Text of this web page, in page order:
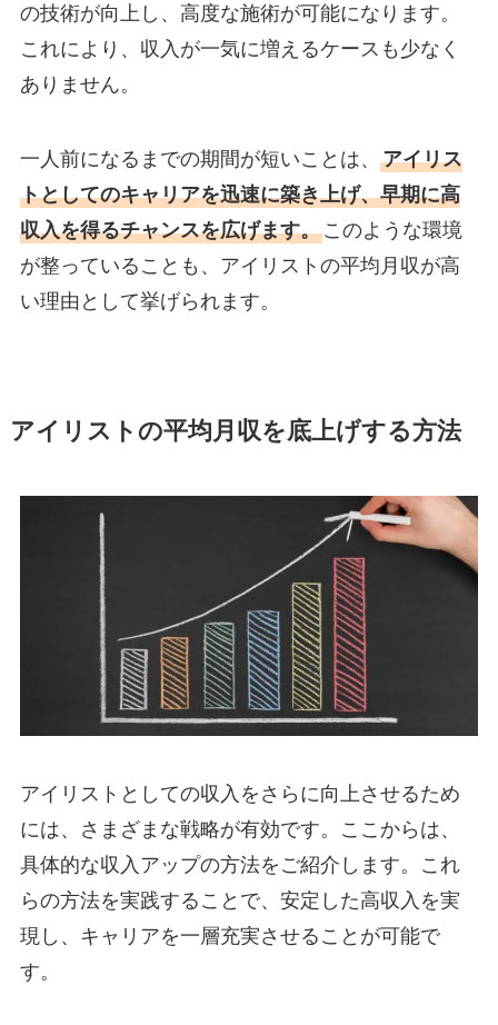
の技術が向上し、高度な施術が可能になります。
これにより、収入が一気に増えるケースも少なく
ありません。
一人前になるまでの期間が短いことは、 アイリス
トとしてのキャリアを迅速に築き上げ、早期に高
収入を得るチャンスを広げます。このような環境
が整っていることも、アイリストの平均月収が高
い理由として挙げられます。
アイリストの平均月収を底上げする方法
アイリストとしての収入をさらに向上させるため
には、さまざまな戦略が有効です。ここからは、
具体的な収入アップの方法をご紹介します。これ
らの方法を実践することで、安定した高収入を実
現し、キャリアを一層充実させることが可能で
す。